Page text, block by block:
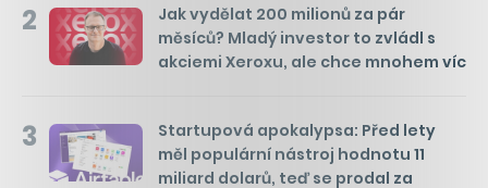
2
Jak vydělat 200 milionů za pár
měsíců? Mladý investor to zvládl s
akciemi Xeroxu, ale chce mnohem víc
3
Startupová apokalypsa: Před lety
měl populární nástroj hodnotu 11
miliard dolarů, teď se prodal za